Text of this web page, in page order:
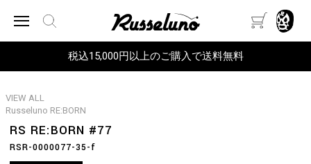
税込15,000円以上のご購入で送料無料
VIEW ALL
Russeluno RE:BORN
RS RE:BORN #77
RSR-0000077-35-f